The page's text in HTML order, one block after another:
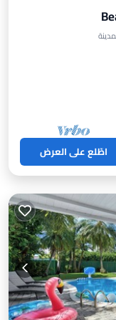
على المحيط
اطّلع على العرض